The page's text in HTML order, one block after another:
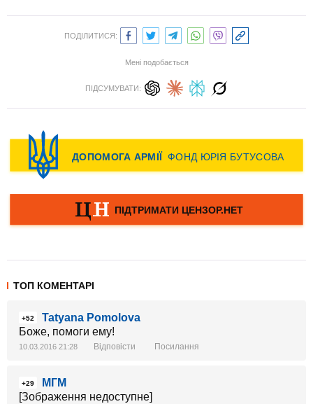
ПОДІЛИТИСЯ:
Мені подобається
ПІДСУМУВАТИ:
ТОП КОМЕНТАРІ
+52
Tatyana Pomolova
Боже, помоги ему!
10.03.2016 21:28 Відповісти Посилання
+29
МГМ
[Зображення недоступне]